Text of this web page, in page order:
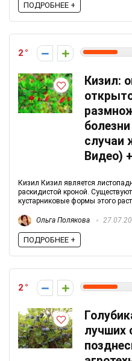
ПОДРОБНЕЕ +
2
Кизил:
случаи
Видео)
Кизил Кизил является
раскидистой кроной.
кустарниковые формы этого
Ольга Полякова
ПОДРОБНЕЕ +
2
лучших